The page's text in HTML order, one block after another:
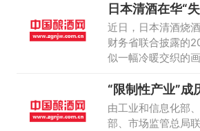
日本清酒在华“
抢占低
近日，日本清酒烧
财务省联合披露的
似一幅冷暖交织的
20.75亿元）
“限制性产业”成
见》终于为
由工业和信息化部
部、市场监管总局